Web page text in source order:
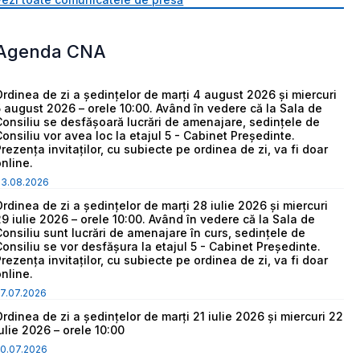
CNA
de zi a ședințelor de marți 4 august 2026 și miercuri
august 2026 – orele 10:00. Având în vedere că la Sala de
se desfășoară lucrări de amenajare, sedințele de
vor avea loc la etajul 5 - Cabinet Președinte.
invitaților, cu subiecte pe ordinea de zi, va fi doar
de zi a ședințelor de marți 28 iulie 2026 și miercuri
iulie 2026 – orele 10:00. Având în vedere că la Sala de
sunt lucrări de amenajare în curs, sedințele de
se vor desfășura la etajul 5 - Cabinet Președinte.
invitaților, cu subiecte pe ordinea de zi, va fi doar
de zi a ședințelor de marți 21 iulie 2026 și miercuri 22
2026 – orele 10:00